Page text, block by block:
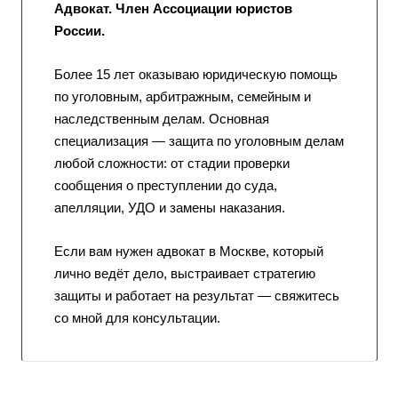
Адвокат. Член Ассоциации юристов
России.
Более 15 лет оказываю юридическую помощь
по уголовным, арбитражным, семейным и
наследственным делам. Основная
специализация — защита по уголовным делам
любой сложности: от стадии проверки
сообщения о преступлении до суда,
апелляции, УДО и замены наказания.
Если вам нужен адвокат в Москве, который
лично ведёт дело, выстраивает стратегию
защиты и работает на результат — свяжитесь
со мной для консультации.